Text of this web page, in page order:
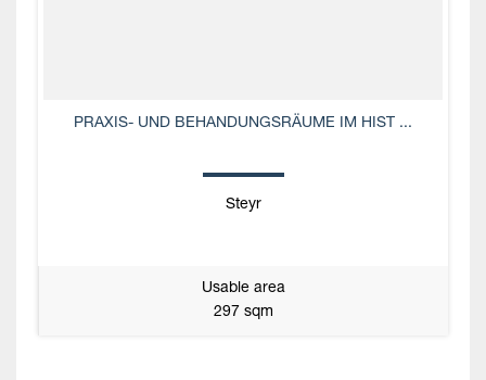
PRAXIS- UND BEHANDUNGSRÄUME IM HIST ...
Steyr
Usable area
297 sqm